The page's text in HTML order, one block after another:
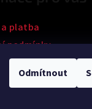
Odmítnout
platba
podmínky
ochrany